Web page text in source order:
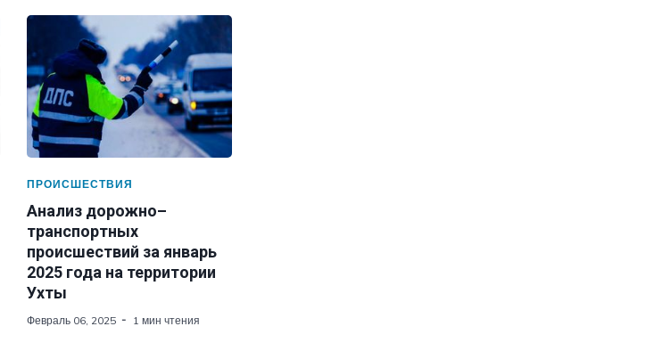
ПРОИСШЕСТВИЯ
Анализ дорожно–
транспортных
происшествий за январь
2025 года на территории
Ухты
Февраль 06, 2025 1 мин чтения